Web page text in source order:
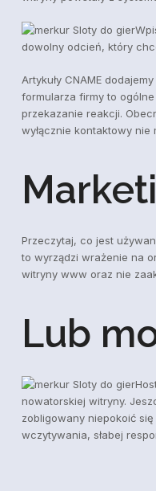
dowolny odcień, który
Artykuły CNAME
formularza firmy to
przekazanie reakcji.
wyłącznie kontaktowy nie
Przeczytaj, co jest
to wyrządzi wrażenie na
witryny www oraz nie
Lub
nowatorskiej witryny.
zobligowany niepokoić
wczytywania, słabej